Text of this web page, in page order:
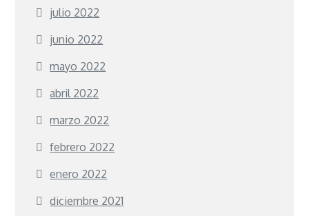
julio 2022
junio 2022
mayo 2022
abril 2022
marzo 2022
febrero 2022
enero 2022
diciembre 2021